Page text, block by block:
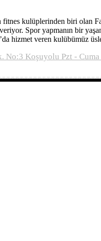
kulüplerinden biri olan
Spor yapmanın bir
hizmet veren kulübümüz
No:3 Koşuyolu Pzt -